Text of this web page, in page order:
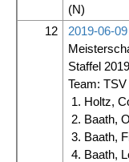
(N)
12 2019-06-09
Staffel 2019
Team:
1. Holtz,
2. Baath,
3. Baath,
4. Baath,